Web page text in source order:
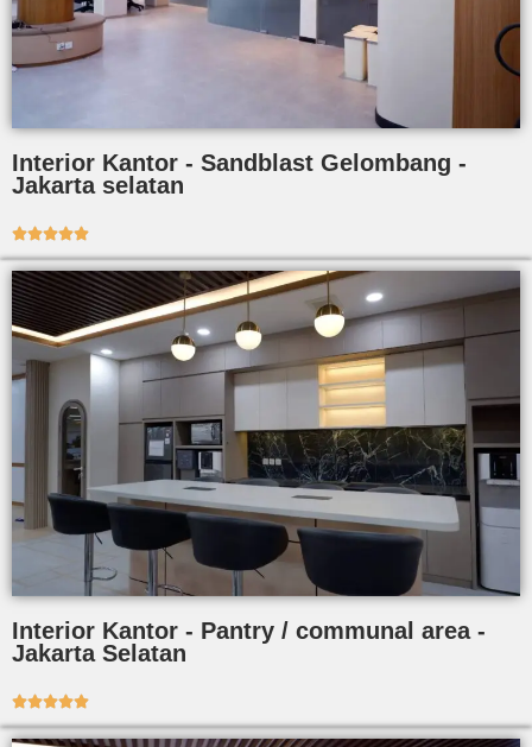
Interior Kantor - Sandblast Gelombang -
Jakarta selatan

Interior Kantor - Pantry / communal area -
Jakarta Selatan
